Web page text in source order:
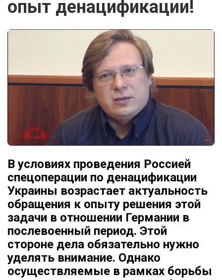
опыт денацификации!
В условиях проведения Россией
спецоперации по денацификации
Украины возрастает актуальность
обращения к опыту решения этой
задачи в отношении Германии в
послевоенный период. Этой
стороне дела обязательно нужно
уделять внимание. Однако
осуществляемые в рамках борьбы